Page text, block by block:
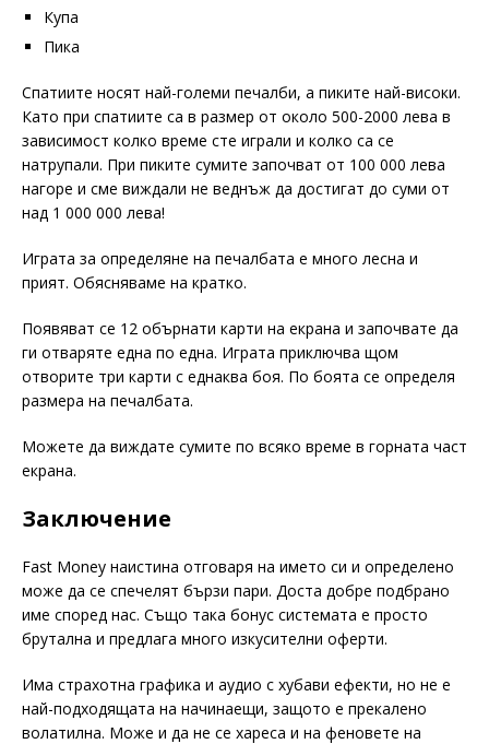
Купа
Пика
Спатиите носят най-големи печалби, а пиките най-високи.
Като при спатиите са в размер от около 500-2000 лева в
зависимост колко време сте играли и колко са се
натрупали. При пиките сумите започват от 100 000 лева
нагоре и сме виждали не веднъж да достигат до суми от
над 1 000 000 лева!
Играта за определяне на печалбата е много лесна и
прият. Обясняваме на кратко.
Появяват се 12 обърнати карти на екрана и започвате да
ги отваряте една по една. Играта приключва щом
отворите три карти с еднаква боя. По боята се определя
размера на печалбата.
Можете да виждате сумите по всяко време в горната част
екрана.
Заключение
Fast Money наистина отговаря на името си и определено
може да се спечелят бързи пари. Доста добре подбрано
име според нас. Също така бонус системата е просто
брутална и предлага много изкусителни оферти.
Има страхотна графика и аудио с хубави ефекти, но не е
най-подходящата на начинаещи, защото е прекалено
волатилна. Може и да не се хареса и на феновете на